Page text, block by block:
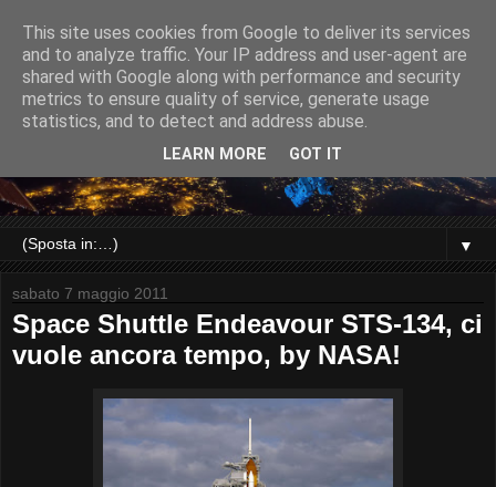
▼
sabato 7 maggio 2011
Space Shuttle Endeavour STS-134, ci
vuole ancora tempo, by NASA!
This site uses cookies from Google to deliver its services
and to analyze traffic. Your IP address and user-agent are
shared with Google along with performance and security
metrics to ensure quality of service, generate usage
statistics, and to detect and address abuse.
LEARN MORE GOT IT